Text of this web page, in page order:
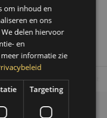
Op werkdagen voor 14.00 uur
om inhoud en
en ons
delen hiervoor
en
informatie zie
Targeting